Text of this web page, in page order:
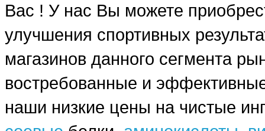
Вас ! У нас Вы можете
улучшения спортивных
магазинов данного сегмента
востребованные и
наши низкие цены на чистые